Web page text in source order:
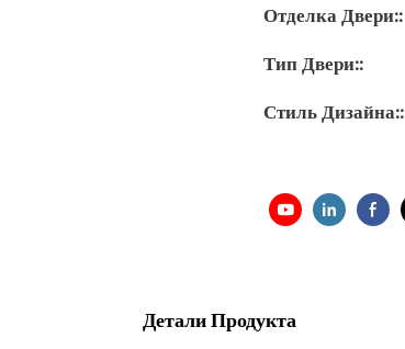
Отделка Двери::
Тип Двери::
Стиль Дизайна::
Детали Продукта